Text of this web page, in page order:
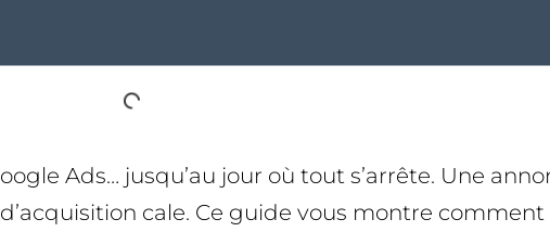
Ads… jusqu’au jour où tout s’arrête. Une
cale. Ce guide vous montre